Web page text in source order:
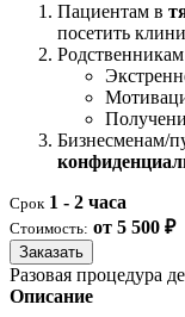
Пациентам в
посетить
Бизнесменам/
Срок 1 - 2 часа
Стоимость: от 5 500 ₽
Заказать
Разовая процедура
Описание